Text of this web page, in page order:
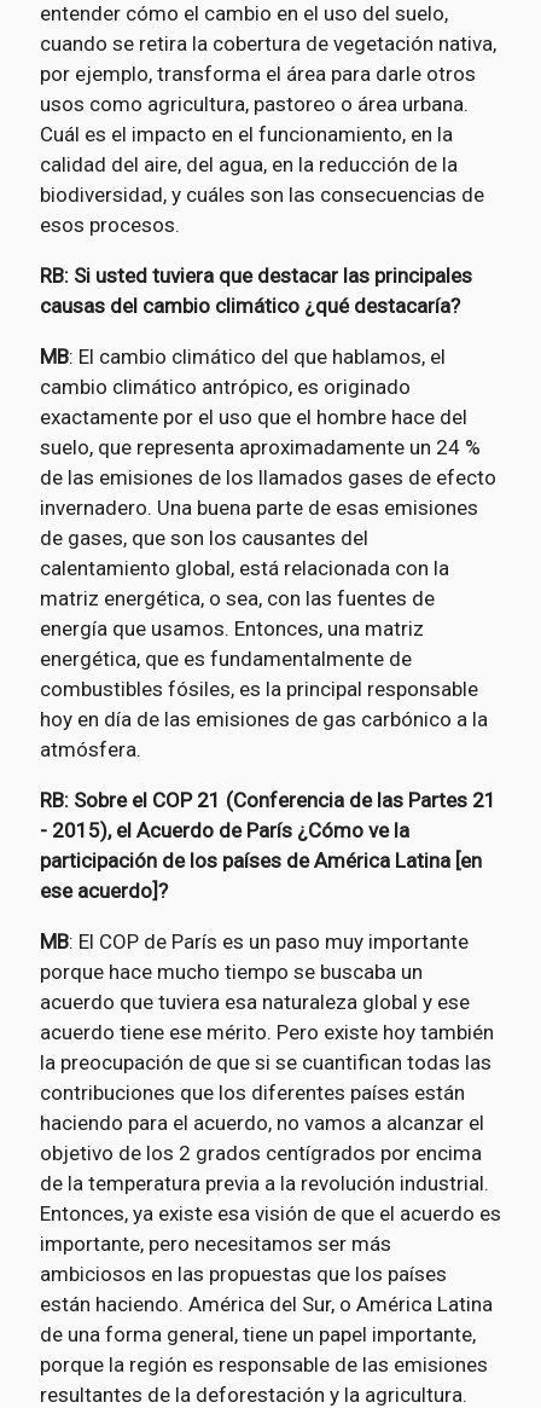
entender cómo el cambio en el uso del suelo,
cuando se retira la cobertura de vegetación nativa,
por ejemplo, transforma el área para darle otros
usos como agricultura, pastoreo o área urbana.
Cuál es el impacto en el funcionamiento, en la
calidad del aire, del agua, en la reducción de la
biodiversidad, y cuáles son las consecuencias de
esos procesos.
RB: Si usted tuviera que destacar las principales
causas del cambio climático ¿qué destacaría?
MB: El cambio climático del que hablamos, el
cambio climático antrópico, es originado
exactamente por el uso que el hombre hace del
suelo, que representa aproximadamente un 24 %
de las emisiones de los llamados gases de efecto
invernadero. Una buena parte de esas emisiones
de gases, que son los causantes del
calentamiento global, está relacionada con la
matriz energética, o sea, con las fuentes de
energía que usamos. Entonces, una matriz
energética, que es fundamentalmente de
combustibles fósiles, es la principal responsable
hoy en día de las emisiones de gas carbónico a la
atmósfera.
RB: Sobre el COP 21 (Conferencia de las Partes 21
- 2015), el Acuerdo de París ¿Cómo ve la
participación de los países de América Latina [en
ese acuerdo]?
MB: El COP de París es un paso muy importante
porque hace mucho tiempo se buscaba un
acuerdo que tuviera esa naturaleza global y ese
acuerdo tiene ese mérito. Pero existe hoy también
la preocupación de que si se cuantifican todas las
contribuciones que los diferentes países están
haciendo para el acuerdo, no vamos a alcanzar el
objetivo de los 2 grados centígrados por encima
de la temperatura previa a la revolución industrial.
Entonces, ya existe esa visión de que el acuerdo es
importante, pero necesitamos ser más
ambiciosos en las propuestas que los países
están haciendo. América del Sur, o América Latina
de una forma general, tiene un papel importante,
porque la región es responsable de las emisiones
resultantes de la deforestación y la agricultura.